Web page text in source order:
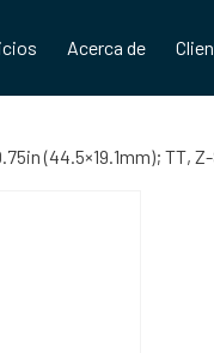
Acerca de
(44.5×19.1mm);